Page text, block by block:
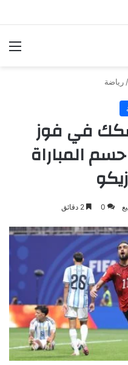
/ رياضة
في فوز
المباراة
0 2 دقائق